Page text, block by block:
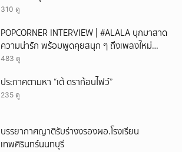
310 ดู
POPCORNER INTERVIEW | #ALALA บุกมาสาด
ความน่ารัก พร้อมพูดคุยสนุก ๆ ถึงเพลงใหม่
'ON&OFF'
483 ดู
ประกาศตามหา “เต้ ดราก้อนไฟว์”
235 ดู
บรรยากาศญาติรับร่างงรองผอ.โรงเรียน
เทพศิรินทร์นนทบุรี
ยกเลิก